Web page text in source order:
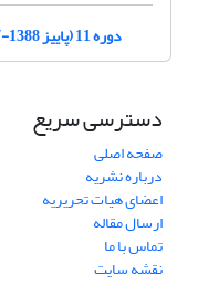
دوره 11 (پاییز 1388-1387)
دسترسی سریع
صفحه اصلی
درباره نشریه
اعضای هیات تحریریه
ارسال مقاله
تماس با ما
نقشه سایت